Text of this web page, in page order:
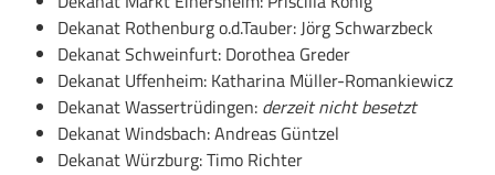
Dekanat Rothenburg o.d.Tauber: Jörg Schwarzbeck
Dekanat Schweinfurt: Dorothea Greder
Dekanat Uffenheim: Katharina Müller-Romankiewicz
Dekanat Wassertrüdingen: derzeit nicht besetzt
Dekanat Windsbach: Andreas Güntzel
Dekanat Würzburg: Timo Richter